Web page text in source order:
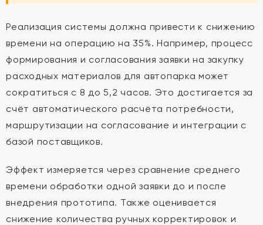
Реализация системы должна привести к снижению
времени на операцию на 35%. Например, процесс
формирования и согласования заявки на закупку
расходных материалов для автопарка может
сократиться с 8 до 5,2 часов. Это достигается за
счёт автоматического расчёта потребности,
маршрутизации на согласование и интеграции с
базой поставщиков.
Эффект измеряется через сравнение среднего
времени обработки одной заявки до и после
внедрения прототипа. Также оценивается
снижение количества ручных корректировок и